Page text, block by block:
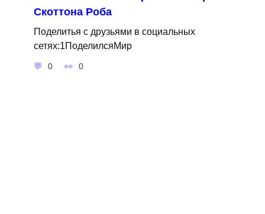
Скоттона Роба
Поделитья с друзьями в социальных
сетях:1ПоделилсяМир
0 0